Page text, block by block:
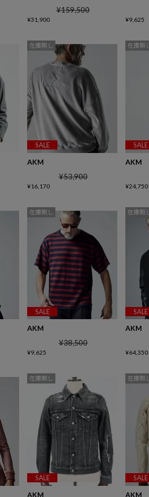
¥159,500
¥31,900 ¥9,625
SALE
AKM
¥53,900
¥16,170
在庫無し
SALE
AKM
¥24,750
在庫無
SALE
AKM
¥38,500
¥9,625
在庫無し
SALE
AKM
¥64,350
在庫無
SALE
AKM
在庫無し
SALE
AKM
在庫無